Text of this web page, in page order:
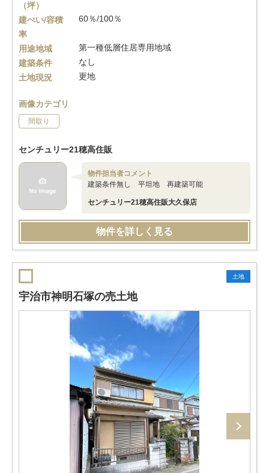
（坪）
建ぺい/容積
率
60％/100％
用途地域
第一種低層住居専用地域
建築条件
なし
土地現況
更地
画像カテゴリ
間取り
センチュリー21穂高住販
物件担当者コメント
建築条件無し 平坦地 再建築可能
センチュリー21穂高住販大久保店
物件を詳しく見る
土地
宇治市神明石塚の売土地